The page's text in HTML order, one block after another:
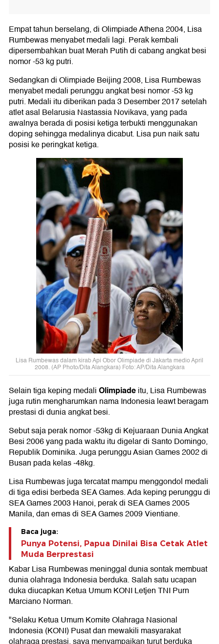
Empat tahun berselang, di Olimpiade Athena 2004, Lisa
Rumbewas menyabet medali lagi. Perak kembali
dipersembahkan buat Merah Putih di cabang angkat besi
nomor -53 kg putri.
Sedangkan di Olimpiade Beijing 2008, Lisa Rumbewas
menyabet medali perunggu angkat besi nomor -53 kg
putri. Medali itu diberikan pada 3 Desember 2017 setelah
atlet asal Belarusia Nastassia Novikava, yang pada
awalnya berada di posisi ketiga terbukti menggunakan
doping sehingga medalinya dicabut. Lisa pun naik satu
posisi ke peringkat ketiga.
Lisa Rumbewas dalam kirab Api Obor Olimpiade di Jakarta medio April
2008. (AP Photo/Dita Alangkara) Foto: AP/Dita Alangkara
Selain tiga keping medaliOlimpiadeitu, Lisa Rumbewas
juga rutin mengharumkan nama Indonesia leawt beragam
prestasi di dunia angkat besi.
Sebut saja perak nomor -53kg di Kejuaraan Dunia Angkat
Besi 2006 yang pada waktu itu digelar di Santo Domingo,
Republik Dominika. Juga perunggu Asian Games 2002 di
Busan pada kelas -48kg.
Lisa Rumbewas juga tercatat mampu menggondol medali
di tiga edisi berbeda SEA Games. Ada keping perunggu di
SEA Games 2003 Hanoi, perak di SEA Games 2005
Manila, dan emas di SEA Games 2009 Vientiane.
Baca juga:
Punya Potensi, Papua Dinilai Bisa Cetak Atlet
Muda Berprestasi
Kabar Lisa Rumbewas meninggal dunia sontak membuat
dunia olahraga Indonesia berduka. Salah satu ucapan
duka diucapkan Ketua Umum KONI Letjen TNI Purn
Marciano Norman.
"Selaku Ketua Umum Komite Olahraga Nasional
Indonesia (KONI) Pusat dan mewakili masyarakat